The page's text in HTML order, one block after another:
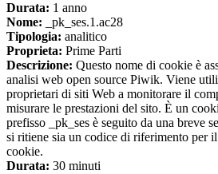
Durata: 1 anno
Nome: _pk_ses.1.ac28
Tipologia: analitico
Proprieta: Prime Parti
Descrizione: Questo nome di cookie è
analisi web open source Piwik. Viene
proprietari di siti Web a monitorare il
misurare le prestazioni del sito. È un
prefisso _pk_ses è seguito da una breve
si ritiene sia un codice di riferimento per
cookie.
Durata: 30 minuti